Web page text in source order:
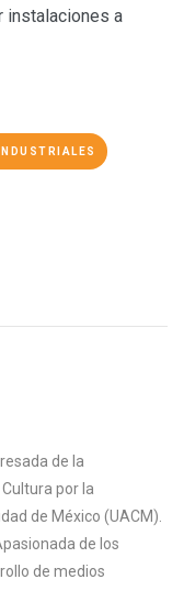
instalaciones a
de la
por la
de México (UACM).
de los
de medios